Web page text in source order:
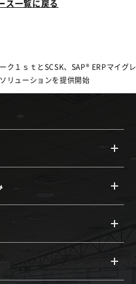
ス一覧に戻る
ク１ｓｔとSCSK、SAP® ERPマイグ
リューションを提供開始